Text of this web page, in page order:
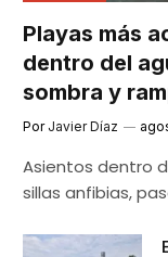
Playas más
dentro del
sombra y
Por Javier Díaz
Asientos dentro
sillas anfibias,